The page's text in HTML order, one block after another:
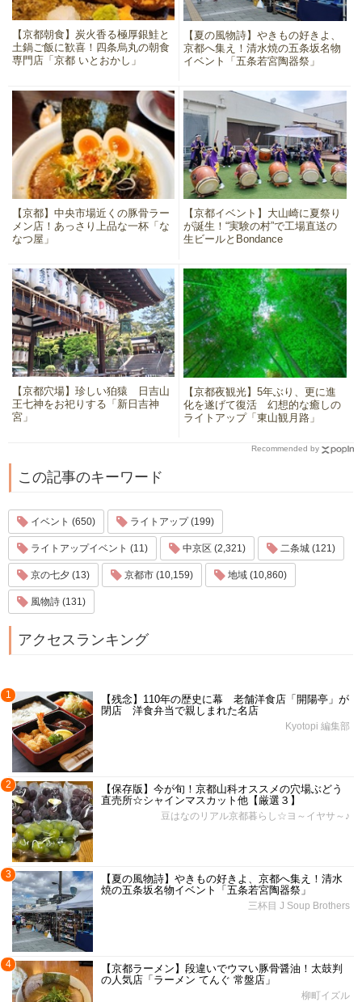
【京都朝食】炭火香る極厚銀鮭と
土鍋ご飯に歓喜！四条烏丸の朝食
専門店「京都 いとおかし」
【夏の風物詩】やきもの好きよ、
京都へ集え！清水焼の五条坂名物
イベント「五条若宮陶器祭」
【京都】中央市場近くの豚骨ラー
メン店！あっさり上品な一杯「な
なつ屋」
【京都イベント】大山崎に夏祭り
が誕生！“実験の村”で工場直送の
生ビールとBondance
【京都穴場】珍しい狛猿 日吉山
王七神をお祀りする「新日吉神
宮」
【京都夜観光】5年ぶり、更に進
化を遂げて復活 幻想的な癒しの
ライトアップ「東山観月路」
Recommended by
この記事のキーワード
イベント (650) ライトアップ (199)
ライトアップイベント (11) 中京区 (2,321) 二条城 (121)
京の七夕 (13) 京都市 (10,159) 地域 (10,860)
風物詩 (131)
アクセスランキング
1
【残念】110年の歴史に幕 老舗洋食店「開陽亭」が
閉店 洋食弁当で親しまれた名店
Kyotopi 編集部
2
【保存版】今が旬！京都山科オススメの穴場ぶどう
直売所☆シャインマスカット他【厳選３】
豆はなのリアル京都暮らし☆ヨ～イヤサ～♪
3
【夏の風物詩】やきもの好きよ、京都へ集え！清水
焼の五条坂名物イベント「五条若宮陶器祭」
三杯目 J Soup Brothers
4
【京都ラーメン】段違いでウマい豚骨醤油！太鼓判
の人気店「ラーメン てんぐ 常盤店」
柳町イズル